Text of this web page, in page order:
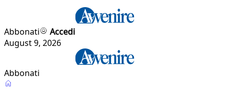
Abbonati
Accedi
August 9, 2026
Abbonati